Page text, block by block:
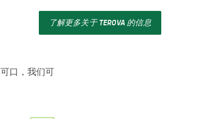
了解更多关于 TEROVA 的信息
口，我们可